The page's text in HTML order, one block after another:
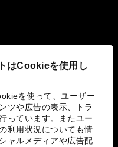
はCookieを使用し
を使って、ユーザー
ツや広告の表示、トラ
っています。またユー
利用状況についても情
ャルメディアや広告配